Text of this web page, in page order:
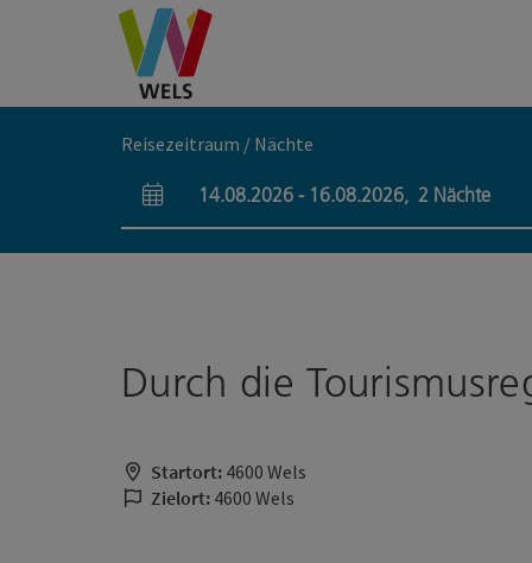
Zum Inhalt Accesskey
[0]
Zur NavigationAccesskey
[1]
Zum Seitenanfang Accesskey
[2]
Reisezeitraum / Nächte
An- und Abreisefelder
14.08.2026 - 16.08.2026, 2 Nächte
Durch die
Startort: 4600 Wels
Zielort: 4600 Wels